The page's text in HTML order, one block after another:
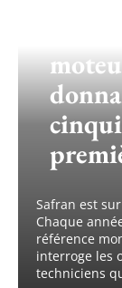
Safran est
Chaque
référence
interroge les
techniciens